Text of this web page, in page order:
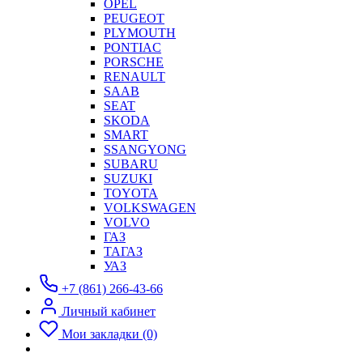
OPEL
PEUGEOT
PLYMOUTH
PONTIAC
PORSCHE
RENAULT
SAAB
SEAT
SKODA
SMART
SSANGYONG
SUBARU
SUZUKI
TOYOTA
VOLKSWAGEN
VOLVO
ГАЗ
ТАГАЗ
УАЗ
+7 (861) 266-43-66
Личный кабинет
Мои закладки (0)